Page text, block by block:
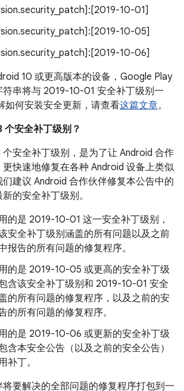
10-01]
10-05]
10-06]
10 或更高版本的设备，Google Play
串将与 2019-10-01 安全补丁级别一
如何安装安全更新，请查看这篇文章。
个安全补丁级别？
安全补丁级别，是为了让 Android 合作
快速地修复在各种 Android 设备上类似
建议 Android 合作伙伴修复本公告中的
的安全补丁级别。
的是 2019-10-01 这一安全补丁级别，
安全补丁级别涵盖的所有问题以及之前
报告的所有问题的修复程序。
的是 2019-10-05 或更高的安全补丁级
含该安全补丁级别和 2019-10-01 安全
的所有问题的修复程序，以及之前的安
的所有问题的修复程序。
的是 2019-10-06 或更新的安全补丁级
含本安全公告（以及之前的安全公告）
补丁。
要解决的全部问题的修复程序打包到一